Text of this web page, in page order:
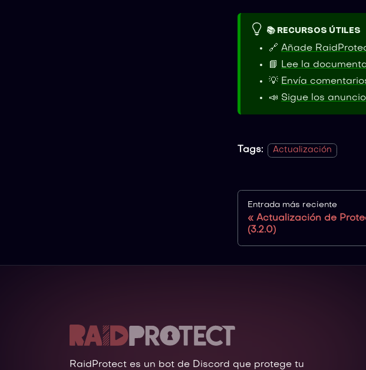
📚 RECURSOS ÚTILES
🔗 Añade
📘
Lee la
💡 Envía
📣 Sigue los
Tags: Actualización
Entrada más reciente
Actualización de
(3.2.0)
RaidProtect es un bot de Discord que protege tu